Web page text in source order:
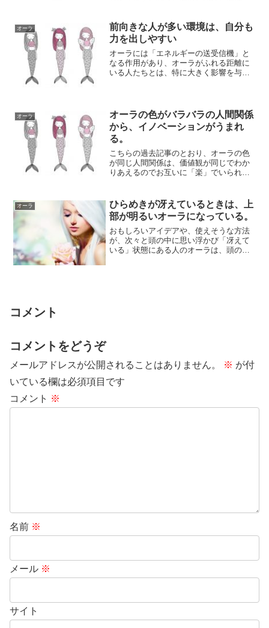
オーラ
前向きな人が多い環境は、自分も
力を出しやすい
オーラには「エネルギーの送受信機」と
なる作用があり、オーラがふれる距離に
いる人たちとは、特に大きく影響を与え
オーラ
オーラの色がバラバラの人間関係
から、イノベーションがうまれ
る。
こちらの過去記事のとおり、オーラの色
が同じ人間関係は、価値観が同じでわか
りあえるのでお互いに「楽」でいられま
オーラ
ひらめきが冴えているときは、上
部が明るいオーラになっている。
おもしろいアイデアや、使えそうな方法
が、次々と頭の中に思い浮かび「冴えて
いる」状態にある人のオーラは、頭の付
コメント
コメントをどうぞ
メールアドレスが公開されることはありません。 ※ が付
いている欄は必須項目です
コメント ※
名前 ※
メール ※
サイト